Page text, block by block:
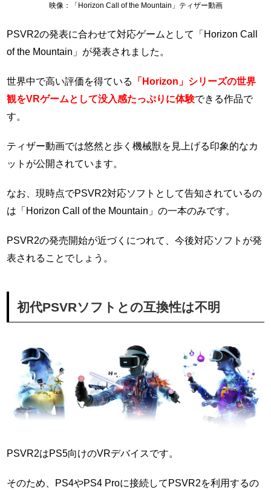
映像：「Horizon Call of the Mountain」ティザー動画
PSVR2の発表に合わせて対応ゲームとして「Horizon Call
of the Mountain」が発表されました。
世界中で高い評価を得ている
「Horizon」シリーズの世界
観をVRゲームとして没入感たっぷりに体験できる作品で
す。
ティザー動画では悠然と歩く機械獣を見上げる印象的なカ
ットが公開されています。
なお、現時点でPSVR2対応ソフトとして告知されているの
は「Horizon Call of the Mountain」の一本のみです。
PSVR2の発売開始が近づくにつれて、今後対応ソフトが発
表されることでしょう。
初代PSVRソフトとの互換性は不明
PSVR2はPS5向けのVRデバイスです。
そのため、PS4やPS4 Proに接続してPSVR2を利用するの